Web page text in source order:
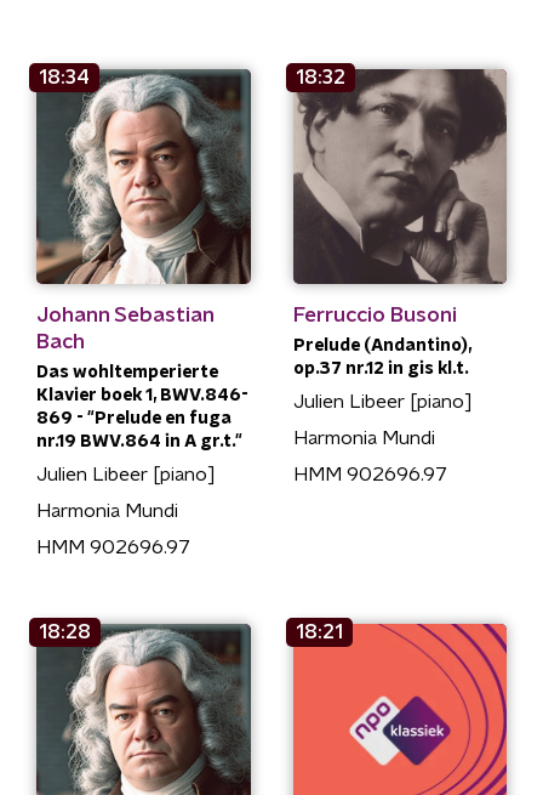
18:34
Johann Sebastian
Bach
Das wohltemperierte
Klavier boek 1, BWV.846-
869 - "Prelude en fuga
nr.19 BWV.864 in A gr.t."
Julien Libeer [piano]
Harmonia Mundi
HMM 902696.97
18:32
Ferruccio Busoni
Prelude (Andantino),
op.37 nr.12 in gis kl.t.
Julien Libeer [piano]
Harmonia Mundi
HMM 902696.97
18:28 18:21